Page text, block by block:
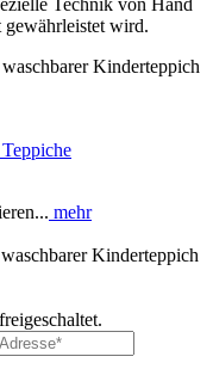
gewährleistet wird.
Kinderteppich
mehr
Kinderteppich